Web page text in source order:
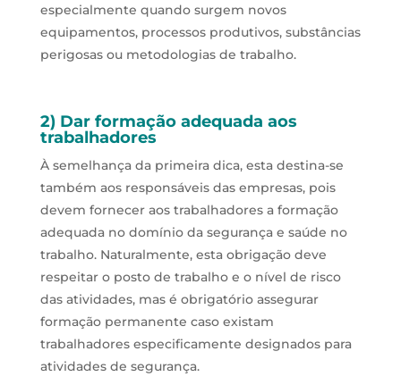
especialmente quando surgem novos
equipamentos, processos produtivos, substâncias
perigosas ou metodologias de trabalho.
2) Dar formação adequada aos
trabalhadores
À semelhança da primeira dica, esta destina-se
também aos responsáveis das empresas, pois
devem fornecer aos trabalhadores a formação
adequada no domínio da segurança e saúde no
trabalho. Naturalmente, esta obrigação deve
respeitar o posto de trabalho e o nível de risco
das atividades, mas é obrigatório assegurar
formação permanente caso existam
trabalhadores especificamente designados para
atividades de segurança.